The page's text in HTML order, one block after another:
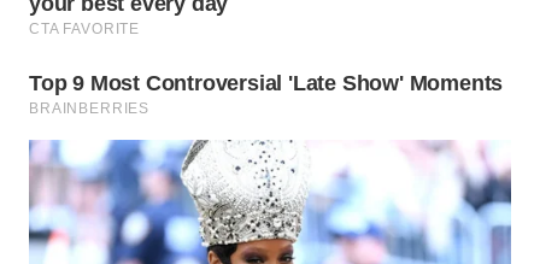
TANGERANG
WN
BINJAI
WN
CIREBON